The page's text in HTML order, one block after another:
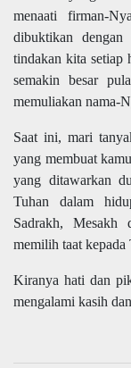
menaati firman-
dibuktikan dengan
tindakan kita setiap
semakin besar
memuliakan nama-
Saat ini, mari
yang membuat
yang ditawarkan
Tuhan dalam
Sadrakh,
memilih taat kepada
Kiranya hati dan
mengalami kasih